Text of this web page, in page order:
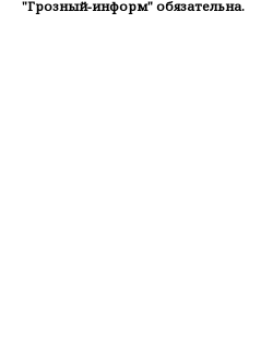
"Грозный-информ" обязательна.